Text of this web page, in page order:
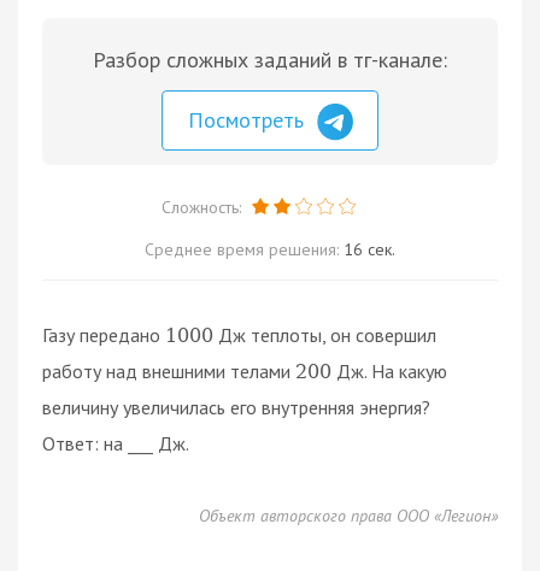
Разбор сложных заданий в тг-канале:
Посмотреть
Сложность:
Среднее время решения: 16 сек.
Газу передано 1000 Дж теплоты, он совершил
работу над внешними телами 200 Дж. На какую
величину увеличилась его внутренняя энергия?
Ответ: на ___ Дж.
Объект авторского права ООО «Легион»